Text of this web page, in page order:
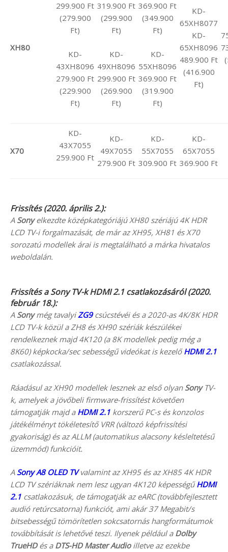
XH80
299.900 Ft
(279.900
Ft)
KD-
43XH8096
279.900 Ft
(229.900
Ft)
319.900 Ft
(299.900
Ft)
KD-
49XH8096
299.900 Ft
(269.900
Ft)
369.900 Ft
(349.900
Ft)
KD-
55XH8096
369.900 Ft
(319.900
Ft)
KD-
65XH8077
KD-
65XH8096
489.900 Ft
(416.900
Ft)
X70
KD-
43X7055
259.900 Ft
KD-
49X7055
279.900 Ft
KD-
55X7055
309.900 Ft
KD-
65X7055
369.900 Ft
Frissítés (2020. április 2.):
A Sonyelkezdte középkategóriájú XH80 szériájú 4K HDR
LCD TV-i forgalmazását, de már az XH95, XH81 és X70
sorozatú modellek árai is megtalálható a márka hivatalos
weboldalán.
Frissítés a Sony TV-k HDMI 2.1 csatlakozásáról (2020.
február 18.):
A Sonymég tavalyiZG9csúcstévéi és a 2020-as 4K/8K HDR
LCD TV-k közül a ZH8 és XH90 szériák készülékei
rendelkeznek majd 4K120 (a 8K modellek pedig még a
8K60) képkocka/sec sebességű videókat is kezelőHDMI 2.1
csatlakozással.
Ráadásul az XH90 modellek lesznek az első olyan SonyTV-
k, amelyek a jövőbeli firmware-frissítést követően
támogatják majd a HDMI 2.1 korszerű PC-s és konzolos
játékélményt tökéletesítő VRR (változó képfrissítési
gyakoriság) és az ALLM (automatikus alacsony késleltetésű
üzemmód) funkcióit.
A Sony A8 OLED TVvalamint az XH95 és az XH85 4K HDR
LCD TV szériáknak nem lesz ugyan 4K120 képességűHDMI
2.1 csatlakozásuk, de támogatják az eARC (továbbfejlesztett
audió retúrcsatorna) funkciót, ami akár 37 Megabit/s
bitsebességű tömörítetlen sokcsatornás hangformátumok
továbbítását is lehetővé teszi. Ilyenek például a Dolby
TrueHDés a DTS-HD Master Audioilletve az ezekbe